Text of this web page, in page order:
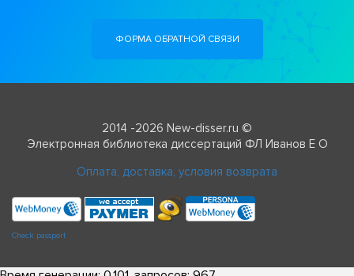
ФОРМА ОБРАТНОЙ СВЯЗИ
2014 -2026 New-disser.ru ©
Электронная библиотека диссертаций ФЛ Иванов Е О
Оплата, доставка, условия возврата
Check passport